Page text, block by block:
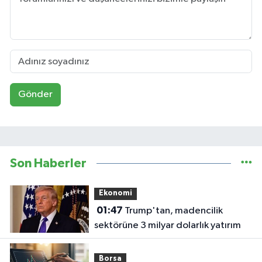
Gönder
Son Haberler
Ekonomi
01:47
sektörüne 3 milyar dolarlık yatırım
Borsa